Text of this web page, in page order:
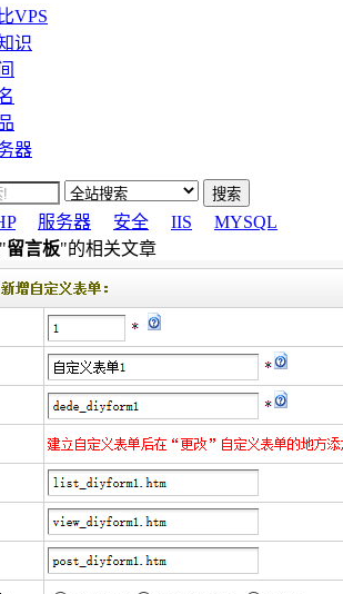
VPS
识
器
搜索
服务器 安全 IIS
MYSQL
留言板"的相关文章